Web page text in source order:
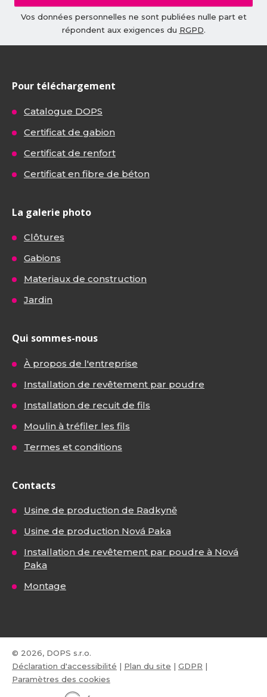
Vos données personnelles ne sont publiées nulle part et
répondent aux exigences du RGPD.
Pour téléchargement
Catalogue DOPS
Certificat de gabion
Certificat de renfort
Certificat en fibre de béton
La galerie photo
Clôtures
Gabions
Materiaux de construction
Jardin
Qui sommes-nous
À propos de l'entreprise
Installation de revêtement par poudre
Installation de recuit de fils
Moulin à tréfiler les fils
Termes et conditions
Contacts
Usine de production de Radkyně
Usine de production Nová Paka
Installation de revêtement par poudre à Nová
Paka
Montage
© 2026, DOPS s.r.o.
Déclaration d'accessibilité | Plan du site | GDPR |
Paramètres des cookies